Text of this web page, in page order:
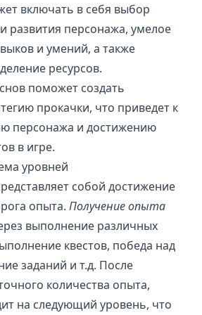
включать в себя выбор
развития персонажа, умелое
и умений, а также
ресурсов.
поможет создать
прокачки, что приведет к
персонажа и достижению
в игре.
уровней
собой достижение
опыта. Получение опыта
выполнение различных
квестов, победа над
заданий и т.д. После
количества опыта,
на следующий уровень, что